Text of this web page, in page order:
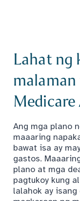
Lahat ng
Ang mga plano
maaaring
bawat isa ay
gastos.
plano at mga
pagtukoy kung
lalahok ay